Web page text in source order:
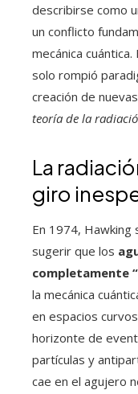
describirse como
un conflicto
mecánica
solo rompió
creación de
teoría de la
La
giro
En 1974, Hawking
sugerir que los
completamente
la mecánica
en espacios
horizonte de
partículas y
cae en el agujero